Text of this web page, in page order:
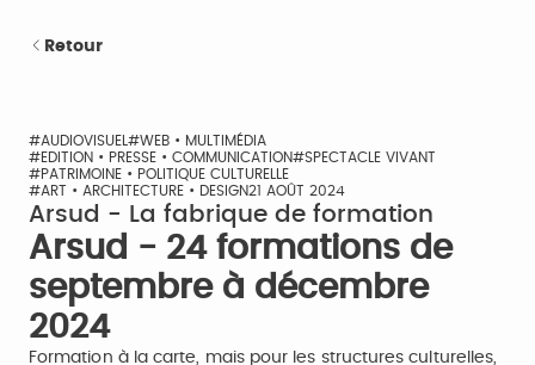
Retour
#AUDIOVISUEL #WEB • MULTIMÉDIA
#EDITION • PRESSE • COMMUNICATION#SPECTACLE VIVANT
#PATRIMOINE • POLITIQUE CULTURELLE
#ART • ARCHITECTURE • DESIGN21 AOÛT 2024
Arsud - La fabrique de formation
Arsud - 24 formations de
septembre à décembre
2024
Formation à la carte, mais pour les structures culturelles,